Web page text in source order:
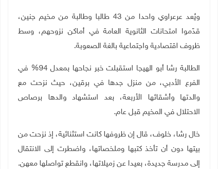
ويُعد عرعراوي واحدا من 43 طالبا وطالبة من مخيم جنين،
قدّموا امتحانات الثانوية العامة في أماكن نزوحهم، وسط
ظروف اقتصادية واجتماعية بالغة الصعوبة.
الطالبة رشا أبو الهيجا استقبلت خبر نجاحها بمعدل 94% في
الفرع الأدبي، من منزل جدها في برقين، حيث نزحت مع
والدتها وأشقائها الأربعة، بعد استشهاد والدها برصاص
الاحتلال في المخيم قبل عام.
خال رشا، خلوف، قال إن ظروفها كانت استثنائية، إذ نزحت من
بيتها دون أن تأخذ كتبها وملخصاتها، واضطرت إلى الانتقال
إلى مدرسة جديدة، بعيدا عن زميلاتها، وانقطع تواصلها معهن.